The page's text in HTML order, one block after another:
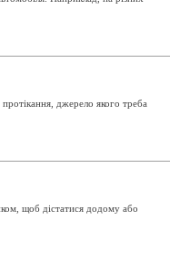
джерело якого треба
щоб дістатися додому або